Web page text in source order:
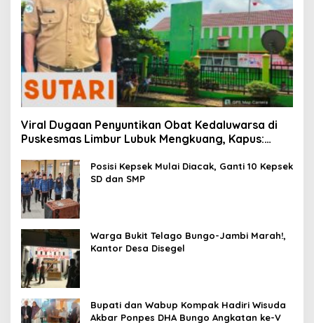
Viral Dugaan Penyuntikan Obat Kedaluwarsa di
Puskesmas Limbur Lubuk Mengkuang, Kapus:
Posisi Kepsek Mulai Diacak, Ganti 10 Kepsek
SD dan SMP
Warga Bukit Telago Bungo-Jambi Marah!,
Kantor Desa Disegel
Bupati dan Wabup Kompak Hadiri Wisuda
Akbar Ponpes DHA Bungo Angkatan ke-V